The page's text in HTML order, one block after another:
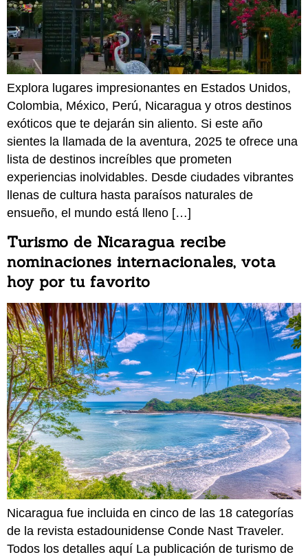
Explora lugares impresionantes en Estados Unidos,
Colombia, México, Perú, Nicaragua y otros destinos
exóticos que te dejarán sin aliento. Si este año
sientes la llamada de la aventura, 2025 te ofrece una
lista de destinos increíbles que prometen
experiencias inolvidables. Desde ciudades vibrantes
llenas de cultura hasta paraísos naturales de
ensueño, el mundo está lleno […]
Turismo de Nicaragua recibe
nominaciones internacionales, vota
hoy por tu favorito
Nicaragua fue incluida en cinco de las 18 categorías
de la revista estadounidense Conde Nast Traveler.
Todos los detalles aquí La publicación de turismo de